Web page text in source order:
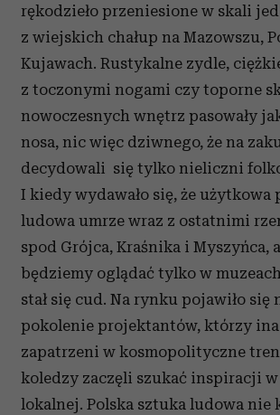
rękodzieło przeniesione w skali
z wiejskich chałup na Mazowszu,
Kujawach. Rustykalne zydle,
z toczonymi nogami czy toporne
nowoczesnych wnętrz pasowały
nosa, nic więc dziwnego, że na
decydowali się tylko nieliczni
I kiedy wydawało się, że użytkowa
ludowa umrze wraz z ostatnimi
spod Grójca, Kraśnika i Myszyńca,
będziemy oglądać tylko w
stał się cud. Na rynku pojawiło się
pokolenie projektantów, którzy
zapatrzeni w kosmopolityczne
koledzy zaczęli szukać inspiracji
lokalnej. Polska sztuka ludowa nie